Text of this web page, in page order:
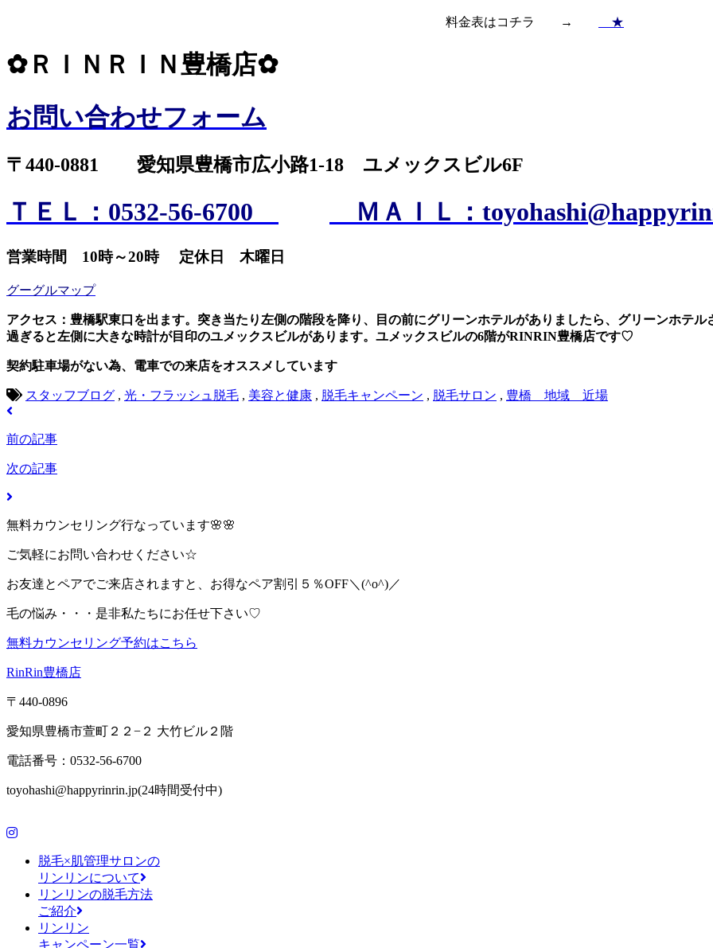
料金表はコチラ → ★
✿ＲＩＮＲＩＮ豊橋店✿
お問い合わせフォーム
〒440-0881 愛知県豊橋市広小路1-18 ユメックスビル6F
ＴＥＬ：0532-56-6700 ＭＡＩＬ：
営業時間 10時～20時 定休日 木曜日
グーグルマップ
アクセス：豊橋駅東口を出ます。突き当たり左側の階段を降り、目の前にグリーンホテルがありましたら、グリーンホテ
過ぎると左側に大きな時計が目印のユメックスビルがあります。ユメックスビルの6階がRINRIN豊橋店です♡
契約駐車場がない為、電車での来店をオススメしています
スタッフブログ , 光・フラッシュ脱毛 , 美容と健康 , 脱毛キャンペーン , 脱毛サロン , 豊橋 地域 近場
前の記事
次の記事
無料カウンセリング行なっています🌸🌸
ご気軽にお問い合わせください☆
お友達とペアでご来店されますと、お得なペア割引５％OFF＼(^o^)／
毛の悩み・・・是非私たちにお任せ下さい♡
無料カウンセリング予約はこちら
RinRin豊橋店
〒440-0896
愛知県豊橋市萱町２２−２ 大竹ビル２階
電話番号：0532-56-6700
toyohashi@happyrinrin.jp(24時間受付中)
脱毛×肌管理サロンの
リンリンについて
リンリンの脱毛方法
ご紹介
リンリン
キャンペーン一覧